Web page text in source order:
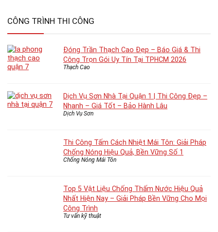
CÔNG TRÌNH THI CÔNG
Đóng Trần Thạch Cao Đẹp – Báo Giá & Thi
Công Trọn Gói Uy Tín Tại TPHCM 2026
Thạch Cao
Dịch Vụ Sơn Nhà Tại Quận 1 | Thi Công Đẹp –
Nhanh – Giá Tốt – Bảo Hành Lâu
Dịch Vụ Sơn
Thi Công Tấm Cách Nhiệt Mái Tôn: Giải Pháp
Chống Nóng Hiệu Quả, Bền Vững Số 1
Chống Nóng Mái Tôn
Top 5 Vật Liệu Chống Thấm Nước Hiệu Quả
Nhất Hiện Nay – Giải Pháp Bền Vững Cho Mọi
Công Trình
Tư vấn kỹ thuật